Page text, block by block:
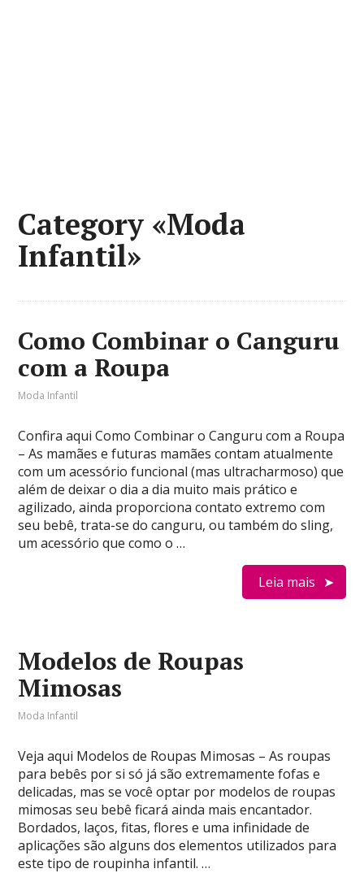
Category «Moda
Infantil»
Como Combinar o Canguru
com a Roupa
Moda Infantil
Confira aqui Como Combinar o Canguru com a Roupa
– As mamães e futuras mamães contam atualmente
com um acessório funcional (mas ultracharmoso) que
além de deixar o dia a dia muito mais prático e
agilizado, ainda proporciona contato extremo com
seu bebê, trata-se do canguru, ou também do sling,
um acessório que como o …
Leia mais
Modelos de Roupas
Mimosas
Moda Infantil
Veja aqui Modelos de Roupas Mimosas – As roupas
para bebês por si só já são extremamente fofas e
delicadas, mas se você optar por modelos de roupas
mimosas seu bebê ficará ainda mais encantador.
Bordados, laços, fitas, flores e uma infinidade de
aplicações são alguns dos elementos utilizados para
este tipo de roupinha infantil. …